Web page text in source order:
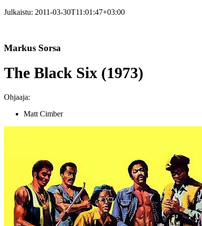
Julkaistu: 2011-03-30T11:01:47+03:00
Markus Sorsa
The Black Six (1973)
Ohjaaja:
Matt Cimber